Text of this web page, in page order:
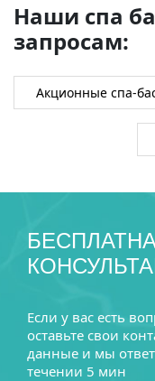
Наши спа
запросам:
Акционные спа-
Если у вас есть
оставьте свои
данные и мы
течении 5 мин